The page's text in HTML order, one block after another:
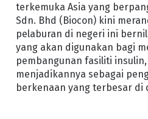
terkemuka Asia yang
Sdn. Bhd (Biocon) kini
pelaburan di negeri ini
yang akan digunakan bagi
pembangunan fasiliti
menjadikannya sebagai
berkenaan yang terbesar di